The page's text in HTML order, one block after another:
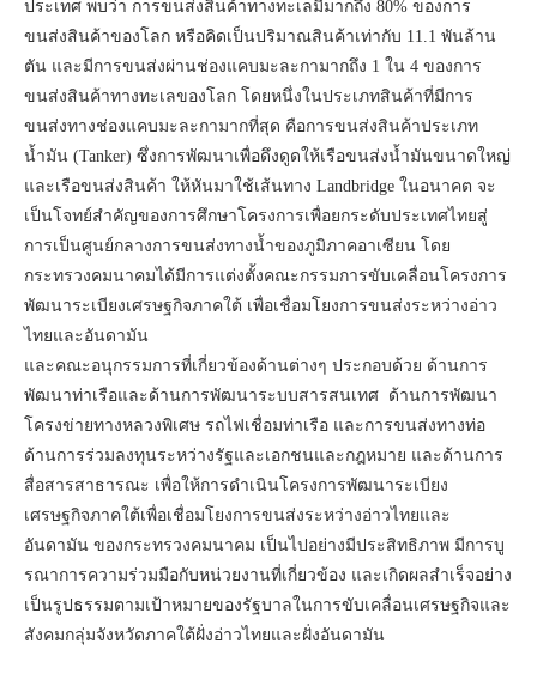
ประเทศ พบว่า การขนส่งสินค้าทางทะเลมีมากถึง 80% ของการ
ขนส่งสินค้าของโลก หรือคิดเป็นปริมาณสินค้าเท่ากับ 11.1 พันล้าน
ตัน และมีการขนส่งผ่านช่องแคบมะละกามากถึง 1 ใน 4 ของการ
ขนส่งสินค้าทางทะเลของโลก โดยหนึ่งในประเภทสินค้าที่มีการ
ขนส่งทางช่องแคบมะละกามากที่สุด คือการขนส่งสินค้าประเภท
น้ำมัน (Tanker) ซึ่งการพัฒนาเพื่อดึงดูดให้เรือขนส่งน้ำมันขนาดใหญ่
และเรือขนส่งสินค้า ให้หันมาใช้เส้นทาง Landbridge ในอนาคต จะ
เป็นโจทย์สำคัญของการศึกษาโครงการเพื่อยกระดับประเทศไทยสู่
การเป็นศูนย์กลางการขนส่งทางน้ำของภูมิภาคอาเซียน โดย
กระทรวงคมนาคมได้มีการแต่งตั้งคณะกรรมการขับเคลื่อนโครงการ
พัฒนาระเบียงเศรษฐกิจภาคใต้ เพื่อเชื่อมโยงการขนส่งระหว่างอ่าว
ไทยและอันดามัน
และคณะอนุกรรมการที่เกี่ยวข้องด้านต่างๆ ประกอบด้วย ด้านการ
พัฒนาท่าเรือและด้านการพัฒนาระบบสารสนเทศ ด้านการพัฒนา
โครงข่ายทางหลวงพิเศษ รถไฟเชื่อมท่าเรือ และการขนส่งทางท่อ
ด้านการร่วมลงทุนระหว่างรัฐและเอกชนและกฎหมาย และด้านการ
สื่อสารสาธารณะ เพื่อให้การดำเนินโครงการพัฒนาระเบียง
เศรษฐกิจภาคใต้เพื่อเชื่อมโยงการขนส่งระหว่างอ่าวไทยและ
อันดามัน ของกระทรวงคมนาคม เป็นไปอย่างมีประสิทธิภาพ มีการบู
รณาการความร่วมมือกับหน่วยงานที่เกี่ยวข้อง และเกิดผลสำเร็จอย่าง
เป็นรูปธรรมตามเป้าหมายของรัฐบาลในการขับเคลื่อนเศรษฐกิจและ
สังคมกลุ่มจังหวัดภาคใต้ฝั่งอ่าวไทยและฝั่งอันดามัน